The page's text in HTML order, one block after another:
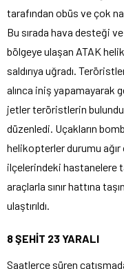
tarafından obüs ve çok
Bu sırada hava desteği
bölgeye ulaşan ATAK
saldırıya uğradı.
alınca iniş yapamayarak
jetler teröristlerin
düzenledi. Uçakların
helikopterler durumu ağır
ilçelerindeki hastanelere
araçlarla sınır hattına
ulaştırıldı.
8 ŞEHİT 23 YARALI
Saatlerce süren